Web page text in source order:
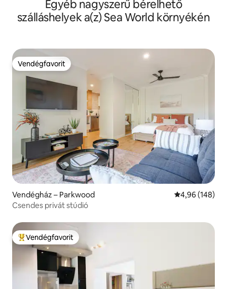
Egyéb nagyszerű bérelhető
szálláshelyek a(z) Sea World környékén
Vendégfavorit
Vendégfavorit
Vendégház – Parkwood Átlagos
4,96 (148)
Csendes privát stúdió
Kiemelt vendégfavorit
Vendégfavorit